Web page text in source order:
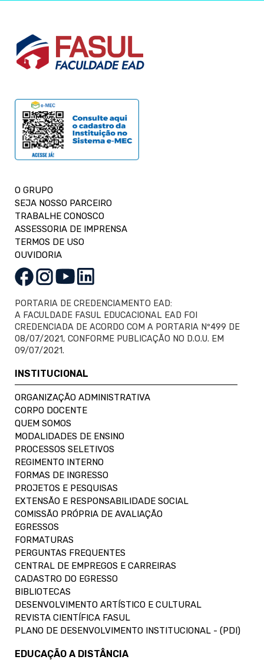
O GRUPO
SEJA NOSSO PARCEIRO
TRABALHE CONOSCO
ASSESSORIA DE IMPRENSA
TERMOS DE USO
OUVIDORIA
PORTARIA DE CREDENCIAMENTO EAD:
A FACULDADE FASUL EDUCACIONAL EAD FOI
CREDENCIADA DE ACORDO COM A PORTARIA Nº499 DE
08/07/2021, CONFORME PUBLICAÇÃO NO D.O.U. EM
09/07/2021.
INSTITUCIONAL
ORGANIZAÇÃO ADMINISTRATIVA
CORPO DOCENTE
QUEM SOMOS
MODALIDADES DE ENSINO
PROCESSOS SELETIVOS
REGIMENTO INTERNO
FORMAS DE INGRESSO
PROJETOS E PESQUISAS
EXTENSÃO E RESPONSABILIDADE SOCIAL
COMISSÃO PRÓPRIA DE AVALIAÇÃO
EGRESSOS
FORMATURAS
PERGUNTAS FREQUENTES
CENTRAL DE EMPREGOS E CARREIRAS
CADASTRO DO EGRESSO
BIBLIOTECAS
DESENVOLVIMENTO ARTÍSTICO E CULTURAL
REVISTA CIENTÍFICA FASUL
PLANO DE DESENVOLVIMENTO INSTITUCIONAL - (PDI)
EDUCAÇÃO A DISTÂNCIA